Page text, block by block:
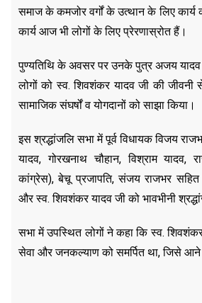
समाज के कमजोर वर्गों के उत्थान के लिए
कार्य आज भी लोगों के लिए प्रेरणास्रोत हैं।
पुण्यतिथि के अवसर पर उनके पुत्र अजय
लोगों को स्व. शिवशंकर यादव जी की
सामाजिक संघर्षों व योगदानों को साझा किया।
इस श्रद्धांजलि सभा में पूर्व विधायक विजय
यादव, गोरखनाथ चौहान, विश्राम यादव,
कांग्रेस), बेचू प्रजापति, संजय राजभर
और स्व. शिवशंकर यादव जी को भावभीनी
सभा में उपस्थित लोगों ने कहा कि स्व.
सेवा और जनकल्याण को समर्पित था, जिसे आने